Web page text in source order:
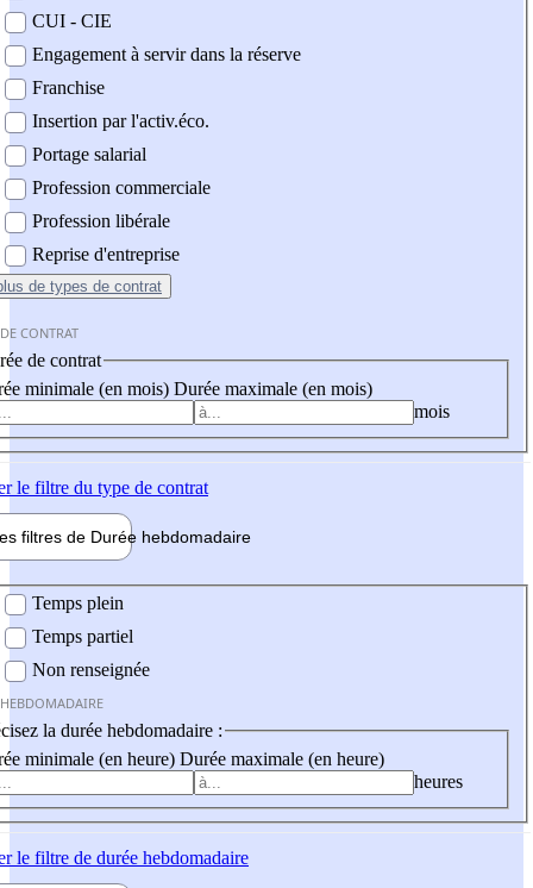
CUI - CIE
Engagement à servir dans la réserve
Franchise
Insertion par l'activ.éco.
Portage salarial
Profession commerciale
Profession libérale
Reprise d'entreprise
de types de contrat
CONTRAT
de contrat
minimale (en mois) Durée maximale (en mois)
mois
le filtre du type de contrat
filtres de Durée hebdomadaire
Temps plein
Temps partiel
Non renseignée
la durée hebdomadaire :
minimale (en heure) Durée maximale (en heure)
heures
le filtre de durée hebdomadaire